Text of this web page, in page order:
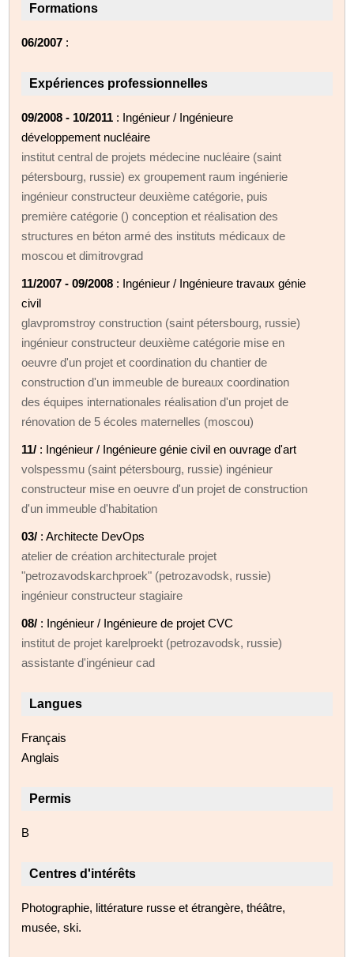
Formations
06/2007 :
Expériences professionnelles
09/2008 - 10/2011 : Ingénieur / Ingénieure
développement nucléaire
institut central de projets médecine nucléaire (saint
pétersbourg, russie) ex groupement raum ingénierie
ingénieur constructeur deuxième catégorie, puis
première catégorie () conception et réalisation des
structures en béton armé des instituts médicaux de
moscou et dimitrovgrad
11/2007 - 09/2008 : Ingénieur / Ingénieure travaux génie
civil
glavpromstroy construction (saint pétersbourg, russie)
ingénieur constructeur deuxième catégorie mise en
oeuvre d'un projet et coordination du chantier de
construction d'un immeuble de bureaux coordination
des équipes internationales réalisation d'un projet de
rénovation de 5 écoles maternelles (moscou)
11/ : Ingénieur / Ingénieure génie civil en ouvrage d'art
volspessmu (saint pétersbourg, russie) ingénieur
constructeur mise en oeuvre d'un projet de construction
d'un immeuble d'habitation
03/ : Architecte DevOps
atelier de création architecturale projet
"petrozavodskarchproek" (petrozavodsk, russie)
ingénieur constructeur stagiaire
08/ : Ingénieur / Ingénieure de projet CVC
institut de projet karelproekt (petrozavodsk, russie)
assistante d'ingénieur cad
Langues
Français
Anglais
Permis
B
Centres d'intérêts
Photographie, littérature russe et étrangère, théâtre,
musée, ski.